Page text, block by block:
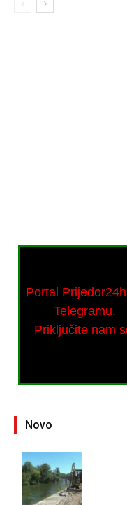
Portal
Telegramu.
Priključite nam
Novo